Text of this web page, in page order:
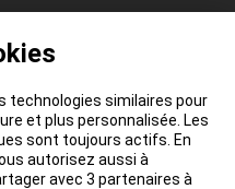
technologies similaires pour
et plus personnalisée. Les
sont toujours actifs. En
autorisez aussi à
avec 3 partenaires à